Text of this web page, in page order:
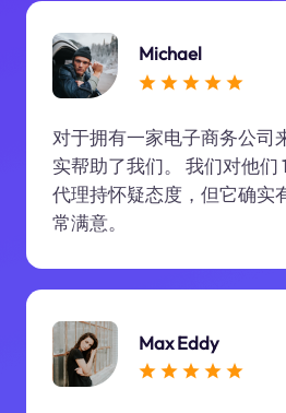
Michael
对于拥有一家电子商务公司
实帮助了我们。 我们对他们
代理持怀疑态度，但它确实
常满意。
Max Eddy